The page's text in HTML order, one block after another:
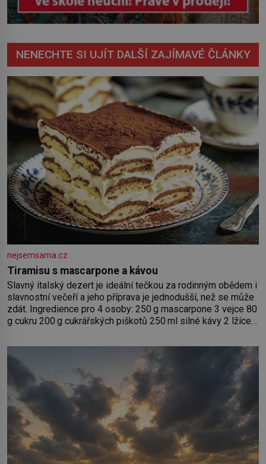
NENECHTE SI UJÍT DALŠÍ ZAJÍMAVÉ ČLÁNKY
nejsemsama.cz
Tiramisu s mascarpone a kávou
Slavný italský dezert je ideální tečkou za rodinným obědem i
slavnostní večeří a jeho příprava je jednodušší, než se může
zdát. Ingredience pro 4 osoby: 250 g mascarpone 3 vejce 80
g cukru 200 g cukrářských piškotů 250 ml silné kávy 2 lžíce
bílků. Žloutky vyšlehejte s cukrem do světlé pěny a postupně
do nich vmíchejte mascarpone, aby vznikl hladký